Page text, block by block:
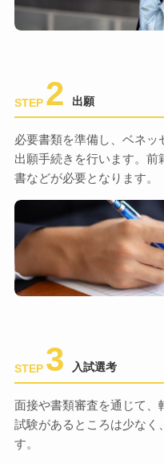
STEP 2 出願
必要書類を準備し、ベネ
出願手続きを行います。前
書などが必要となります。
STEP 3 入試選考
面接や書類審査を通じて、
試験があるところは少なく
す。